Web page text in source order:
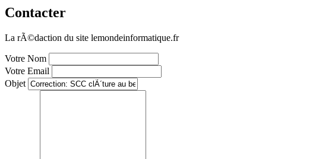
Contacter
La rÃ©daction du site lemondeinformatique.fr
Votre Nom
Votre Email
Objet